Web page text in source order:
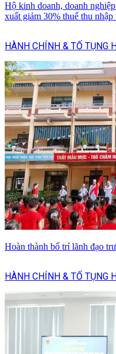
Hộ kinh doanh, doanh
xuất giảm 30% thuế thu
HÀNH CHÍNH & TỐ TỤNG
Hoàn thành bố trí lãnh đạo
HÀNH CHÍNH & TỐ TỤNG